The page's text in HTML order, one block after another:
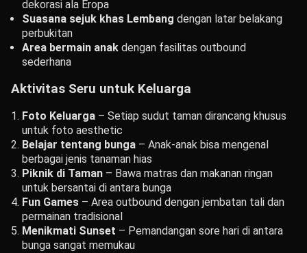
dekorasi ala Eropa
Suasana sejuk khas Lembang dengan latar belakang
perbukitan
Area bermain anak dengan fasilitas outbound
sederhana
Aktivitas Seru untuk Keluarga
Foto Keluarga – Setiap sudut taman dirancang khusus
untuk foto aesthetic
Belajar tentang bunga – Anak-anak bisa mengenal
berbagai jenis tanaman hias
Piknik di Taman – Bawa matras dan makanan ringan
untuk bersantai di antara bunga
Fun Games – Area outbound dengan jembatan tali dan
permainan tradisional
Menikmati Sunset – Pemandangan sore hari di antara
bunga sangat memukau